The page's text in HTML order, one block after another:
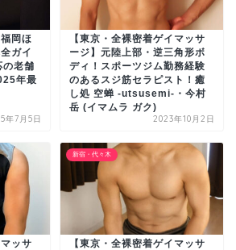
岡ほ
ガイ
の老舗
年最
年7月5日
【東京・全裸密着ゲイマッサ
ージ】元陸上部・逆三角形ボ
ディ！スポーツジム勤務経験
のあるスジ筋セラピスト！癒
し処 空蝉 -utsusemi-・今村
岳 (イマムラ ガク)
2023年10月2日
ッサ
新宿・代々木
【東京・全裸密着ゲイマッサ